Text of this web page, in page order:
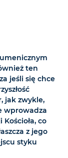
ten
jeśli się chce
jak zwykle,
wprowadza
co
z jego
styku